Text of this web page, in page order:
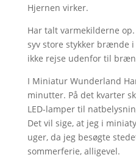
Hjernen virker.
Har talt varmekilderne
syv store stykker brænde
ikke rejse udenfor til
I Miniatur Wunderland
minutter. På det kvarter
LED-lamper til
Det vil sige, at jeg i
uger, da jeg besøgte
sommerferie, alligevel.